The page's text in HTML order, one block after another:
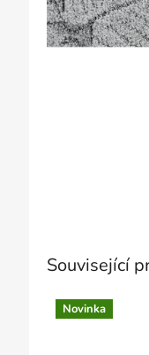
Související
Novinka